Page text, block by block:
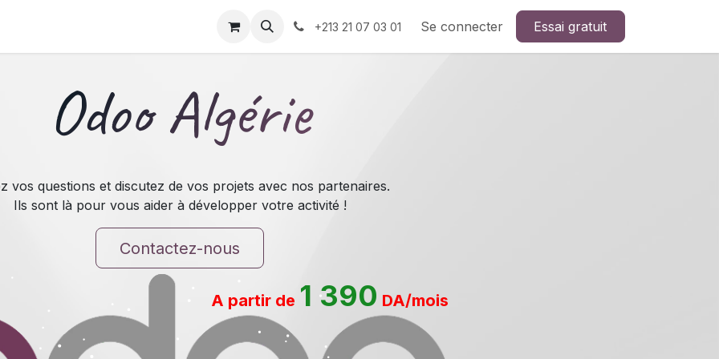
Boutique Recrutement Rendez-vous
+213 21 07 03 01 Se connecter Essai gratuit
Odoo Algérie
vos questions et discutez de vos projets avec nos partenaires.
Ils sont là pour vous aider à développer votre activité !
Contactez-nous
A partir de 1 390 DA/mois